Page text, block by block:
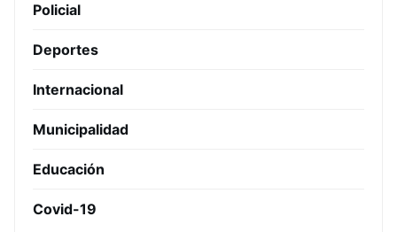
Policial
Deportes
Internacional
Municipalidad
Educación
Covid-19